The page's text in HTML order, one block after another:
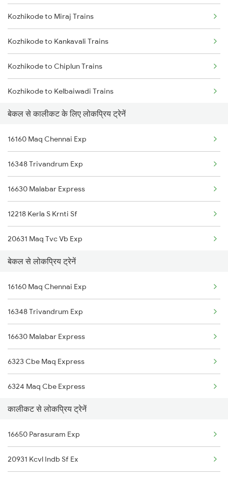
Bekal to Thalassery Trains
Bekal to Chengannur Trains
Kozhikode to Miraj Trains
Kozhikode to Kankavali Trains
Kozhikode to Chiplun Trains
Kozhikode to Kelbaiwadi Trains
Kozhikode to Anand Trains
Kozhikode to Gokarna Trains
Kozhikode to Palanpur Trains
Kozhikode to Pazhayangadi Trains
Kozhikode to Kumbla Trains
बेकल से कालीकट के लिए लोकप्रिय ट्रेनें
16160 Maq Chennai Exp
16348 Trivandrum Exp
16630 Malabar Express
12218 Kerla S Krnti Sf
20631 Maq Tvc Vb Exp
16605 Ernad Express
16511 Sbc Clt Express
22475 Hsr Cbe Ac Exp
22609 Intercity Sf Ex
12602 Maq Chennai Mail
20633 Tvc Vandebharat
16856 Maq Pdy Express
12686 Maq Mas Sf Exp
बेकल से लोकप्रिय ट्रेनें
16160 Maq Chennai Exp
16348 Trivandrum Exp
16630 Malabar Express
6323 Cbe Maq Express
6324 Maq Cbe Express
6347 Tvc Maq Express
6348 Maq Tvc Exp
6630 Maq Tvc Express
कालीकट से लोकप्रिय ट्रेनें
16650 Parasuram Exp
20931 Kcvl Indb Sf Ex